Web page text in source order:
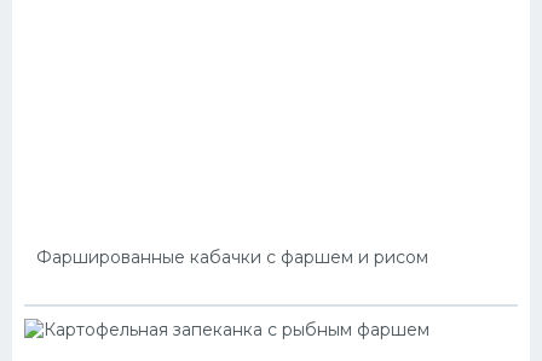
Фаршированные кабачки с фаршем и рисом